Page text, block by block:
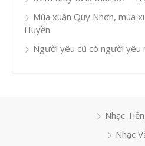
Mùa xuân Quy Nhơn, mùa
Huyền
Người yêu cũ có người
Nhạc
Nhạc